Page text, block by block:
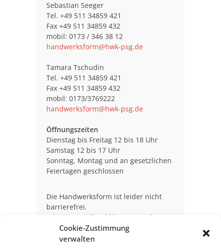
Cookie-Zustimmung
verwalten
Sebastian Seeger
Tel. +49 511 34859 421
Fax +49 511 34859 432
mobil: 0173 / 346 38 12
handwerksform@hwk-psg.de
Tamara Tschudin
Tel. +49 511 34859 421
Fax +49 511 34859 432
mobil: 0173/3769222
handwerksform@hwk-psg.de
Öffnungszeiten
Dienstag bis Freitag 12 bis 18 Uhr
Samstag 12 bis 17 Uhr
Sonntag, Montag und an gesetzlichen
Feiertagen geschlossen
Die Handwerksform ist leider nicht
barrierefrei.
Mit einem Rollstuhl kann man die
Ausstellung im Erdgeschoss, aber
nicht das Untergeschoss aufsuchen.